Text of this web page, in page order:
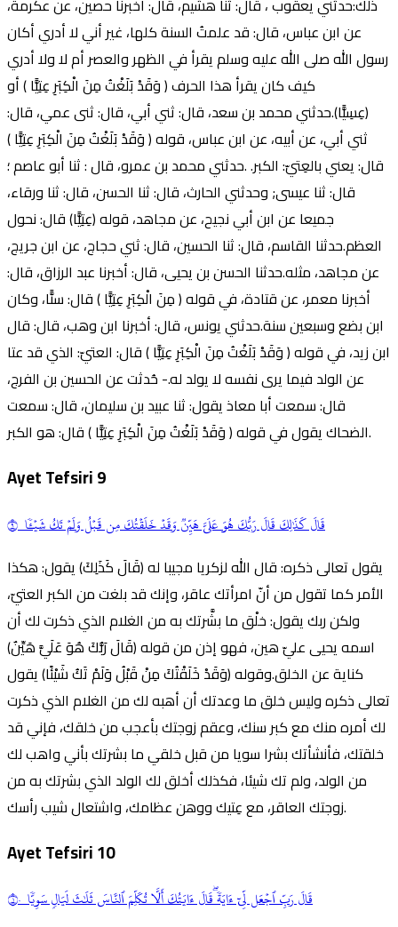
ذلك:حدثني يعقوب ، قال: ثنا هشيم، قال: أخبرنا حصين، عن عكرمة،
عن ابن عباس، قال: قد علمتُ السنة كلها، غير أني لا أدري أكان
رسول الله صلى الله عليه وسلم يقرأ في الظهر والعصر أم لا ولا أدري
كيف كان يقرأ هذا الحرف ( وَقَدْ بَلَغْتُ مِنَ الْكِبَرِ عِتِيًّا ) أو
(عِسِيًّا).حدثني محمد بن سعد، قال: ثني أبي، قال: ثنى عمي، قال:
ثني أبي، عن أبيه، عن ابن عباس، قوله ( وَقَدْ بَلَغْتُ مِنَ الْكِبَرِ عِتِيًّا )
قال: يعني بالعِتيّ: الكبر. .حدثني محمد بن عمرو، قال : ثنا أبو عاصم ؛
قال: ثنا عيسى; وحدثني الحارث، قال: ثنا الحسن، قال: ثنا ورقاء،
جميعا عن ابن أبي نجيح، عن مجاهد، قوله (عِتِيًّا) قال: نحول
العظم.حدثنا القاسم، قال: ثنا الحسين، قال: ثني حجاج، عن ابن جريج،
عن مجاهد، مثله.حدثنا الحسن بن يحيى، قال: أخبرنا عبد الرزاق، قال:
أخبرنا معمر، عن قتادة، في قوله ( مِنَ الْكِبَرِ عِتِيًّا ) قال: سنًّا، وكان
ابن بضع وسبعين سنة.حدثني يونس، قال: أخبرنا ابن وهب، قال: قال
ابن زيد، في قوله ( وَقَدْ بَلَغْتُ مِنَ الْكِبَرِ عِتِيًّا ) قال: العتيّ: الذي قد عتا
عن الولد فيما يرى نفسه لا يولد له.- حُدثت عن الحسين بن الفرج،
قال: سمعت أبا معاذ يقول: ثنا عبيد بن سليمان، قال: سمعت
الضحاك يقول في قوله ( وَقَدْ بَلَغْتُ مِنَ الْكِبَرِ عِتِيًّا ) قال: هو الكبر.
Ayet Tefsiri9
قَالَ كَذَٰلِكَ قَالَرَبُّكَهُوَعَلَيَّ هَيِّنٞ وَقَدۡ خَلَقۡتُكَ مِن قَبۡلُ وَلَمۡ تَكُ شَيۡـٔٗا ٩
يقول تعالى ذكره: قال الله لزكريا مجيبا له (قَالَ كَذَلِكَ) يقول: هكذا
الأمر كما تقول من أنّ امرأتك عاقر، وإنك قد بلغت من الكبر العتيّ،
ولكن ربك يقول: خلْق ما بشَّرتك به من الغلام الذي ذكرت لك أن
اسمه يحيى عليّ هين، فهو إذن من قوله (قَالَ رَبُّكَ هُوَ عَلَيَّ هَيِّنٌ)
كناية عن الخلق.وقوله (وَقَدْ خَلَقْتُكَ مِنْ قَبْلُ وَلَمْ تَكُ شَيْئًا) يقول
تعالى ذكره وليس خلق ما وعدتك أن أهبه لك من الغلام الذي ذكرت
لك أمره منك مع كبر سنك، وعقم زوجتك بأعجب من خلقك، فإني قد
خلقتك، فأنشأتك بشرا سويا من قبل خلقي ما بشرتك بأني واهب لك
من الولد، ولم تك شيئا، فكذلك أخلق لك الولد الذي بشرتك به من
زوجتك العاقر، مع عِتيك ووهن عظامك، واشتعال شيب رأسك.
Ayet Tefsiri10
قَالَرَبِّٱجۡعَل لِّيٓ ءَايَةٗۖ قَالَ ءَايَتُكَ أَلَّا تُكَلِّمَ ٱلنَّاسَ ثَلَٰثَ لَيَالٖ سَوِيّٗا ١٠